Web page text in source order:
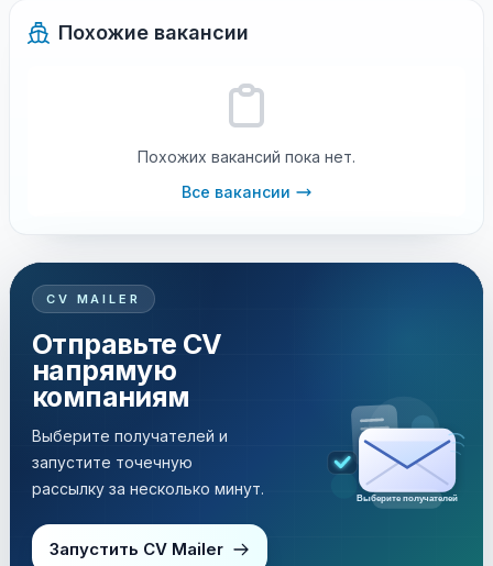
Похожие вакансии
Похожих вакансий пока нет.
Все вакансии
CV MAILER
Отправьте CV
напрямую
компаниям
Выберите получателей и
запустите точечную
рассылку за несколько минут.
Запустить CV Mailer
Выберите получателей